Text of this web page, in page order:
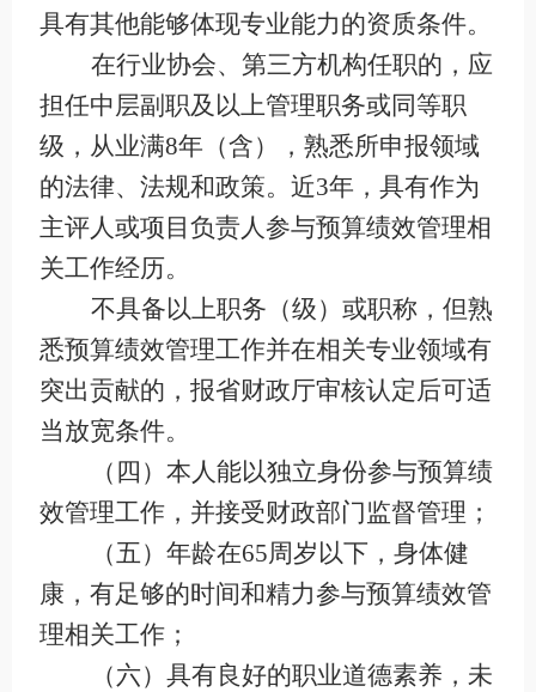
具有其他能够体现专业能力的资质条件。
在行业协会、第三方机构任职的，应
担任中层副职及以上管理职务或同等职
级，从业满8年（含），熟悉所申报领域
的法律、法规和政策。近3年，具有作为
主评人或项目负责人参与预算绩效管理相
关工作经历。
不具备以上职务（级）或职称，但熟
悉预算绩效管理工作并在相关专业领域有
突出贡献的，报省财政厅审核认定后可适
当放宽条件。
（四）本人能以独立身份参与预算绩
效管理工作，并接受财政部门监督管理；
（五）年龄在65周岁以下，身体健
康，有足够的时间和精力参与预算绩效管
理相关工作；
（六）具有良好的职业道德素养，未